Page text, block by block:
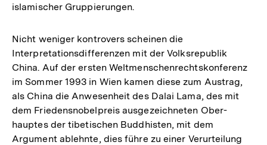
islamischer Gruppierungen.
Nicht weniger kontrovers scheinen die
Interpretationsdifferenzen mit der Volksrepublik
China. Auf der ersten Weltmenschenrechtskonferenz
im Sommer 1993 in Wien kamen diese zum Austrag,
als China die Anwesenheit des Dalai Lama, des mit
dem Friedensnobelpreis ausgezeichneten Ober-
hauptes der tibetischen Buddhisten, mit dem
Argument ablehnte, dies führe zu einer Verurteilung